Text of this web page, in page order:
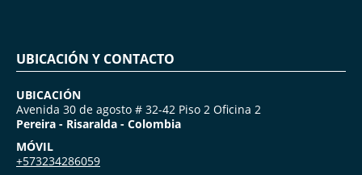
UBICACIÓN Y CONTACTO
UBICACIÓN
Avenida 30 de agosto # 32-42 Piso 2 Oficina 2
Pereira - Risaralda - Colombia
MÓVIL
+573234286059